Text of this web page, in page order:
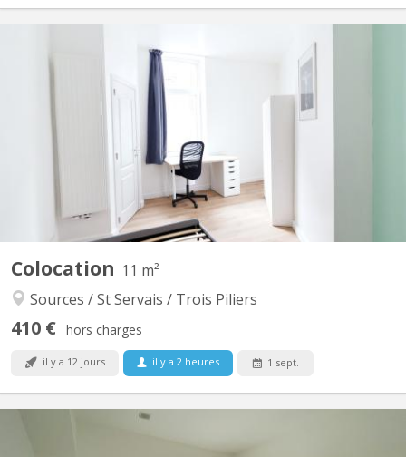
Colocation 11 m²
Sources / St Servais / Trois Piliers
410 € hors charges
il y a 12 jours il y a 2 heures 1 sept.
Disponible à partir de septembre 2026 Belle chambre lumineuse
de 11 m² (chambre 1, au rez de chaussée) à louer dans une
maison entièrement rénovée en 2024, au 68 rue Saint-Donat à
personnes, parquet au sol, PEB C. La chambre est entièrement...